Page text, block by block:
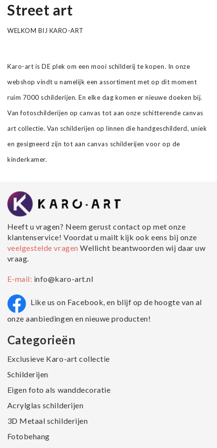
Street art
WELKOM BIJ KARO-ART
Karo-art is DE plek om een mooi schilderij te kopen. In onze
webshop vindt u namelijk een assortiment met op dit moment
ruim 7000 schilderijen. En elke dag komen er nieuwe doeken bij.
Van fotoschilderijen op canvas tot aan onze schitterende canvas
art collectie. Van schilderijen op linnen die handgeschilderd, uniek
en gesigneerd zijn tot aan canvas schilderijen voor op de
kinderkamer.
Heeft u vragen? Neem gerust contact op met onze
klantenservice! Voordat u mailt kijk ook eens bij onze
veelgestelde vragenWellicht beantwoorden wij daar uw
vraag.
E-mail: info@karo-art.nl
Like us on Facebook, en blijf op de hoogte van al
onze aanbiedingen en nieuwe producten!
Categorieën
Exclusieve Karo-art collectie
Schilderijen
Eigen foto als wanddecoratie
Acrylglas schilderijen
3D Metaal schilderijen
Fotobehang